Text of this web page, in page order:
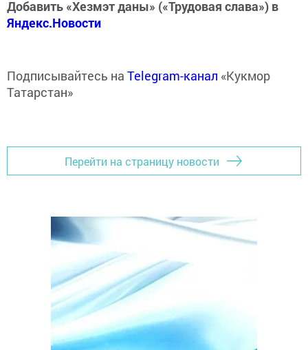
Добавить «Хезмэт даны» («Трудовая слава») в
Яндекс.Новости
Подписывайтесь на Telegram-канал «Кукмор
Татарстан»
Перейти на страницу новости